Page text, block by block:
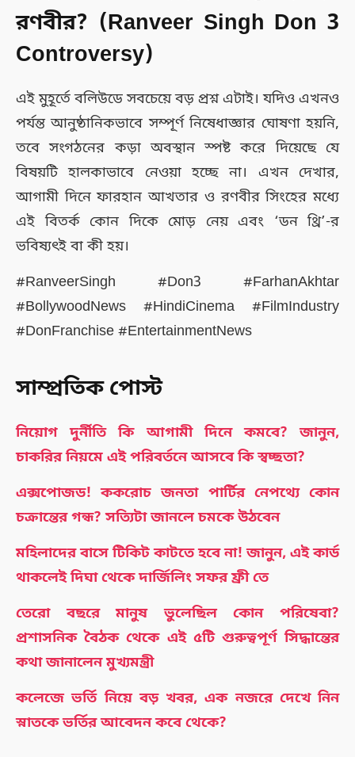
রণবীর? (Ranveer Singh Don 3
Controversy)
এই মুহূর্তে বলিউডে সবচেয়ে বড় প্রশ্ন এটাই। যদিও এখনও
পর্যন্ত আনুষ্ঠানিকভাবে সম্পূর্ণ নিষেধাজ্ঞার ঘোষণা হয়নি,
তবে সংগঠনের কড়া অবস্থান স্পষ্ট করে দিয়েছে যে
বিষয়টি হালকাভাবে নেওয়া হচ্ছে না। এখন দেখার,
আগামী দিনে ফারহান আখতার ও রণবীর সিংহের মধ্যে
এই বিতর্ক কোন দিকে মোড় নেয় এবং ‘ডন থ্রি’-র
ভবিষ্যৎই বা কী হয়।
#RanveerSingh #Don3 #FarhanAkhtar
#BollywoodNews #HindiCinema #FilmIndustry
#DonFranchise #EntertainmentNews
সাম্প্রতিক পোস্ট
নিয়োগ দুর্নীতি কি আগামী দিনে কমবে? জানুন,
চাকরির নিয়মে এই পরিবর্তনে আসবে কি স্বচ্ছতা?
এক্সপোজড! ককরোচ জনতা পার্টির নেপথ্যে কোন
চক্রান্তের গন্ধ? সত্যিটা জানলে চমকে উঠবেন
মহিলাদের বাসে টিকিট কাটতে হবে না! জানুন, এই কার্ড
থাকলেই দিঘা থেকে দার্জিলিং সফর ফ্রী তে
তেরো বছরে মানুষ ভুলেছিল কোন পরিষেবা?
প্রশাসনিক বৈঠক থেকে এই ৫টি গুরুত্বপূর্ণ সিদ্ধান্তের
কথা জানালেন মুখ্যমন্ত্রী
কলেজে ভর্তি নিয়ে বড় খবর, এক নজরে দেখে নিন
স্নাতকে ভর্তির আবেদন কবে থেকে?